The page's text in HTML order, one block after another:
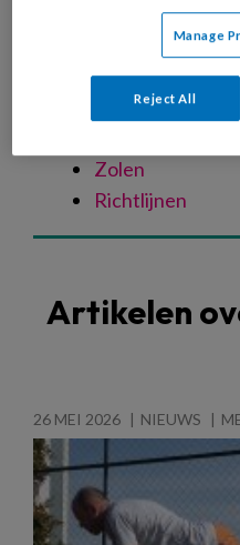
Specialistische
Nagelreparatie
Nagelregulatie
Orthese
Zolen
Richtlijnen
Artikelen
26 MEI 2026 NIEUWS
Manage
Reject All